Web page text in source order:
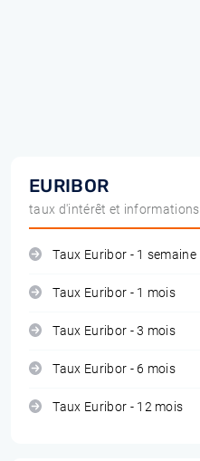
EURIBOR
taux d'intérêt et informations
Taux Euribor - 1 semaine
Taux Euribor - 1 mois
Taux Euribor - 3 mois
Taux Euribor - 6 mois
Taux Euribor - 12 mois